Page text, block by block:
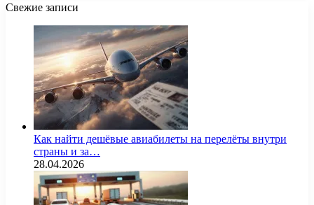
Свежие записи
Как найти дешёвые авиабилеты на перелёты внутри
страны и за…
28.04.2026